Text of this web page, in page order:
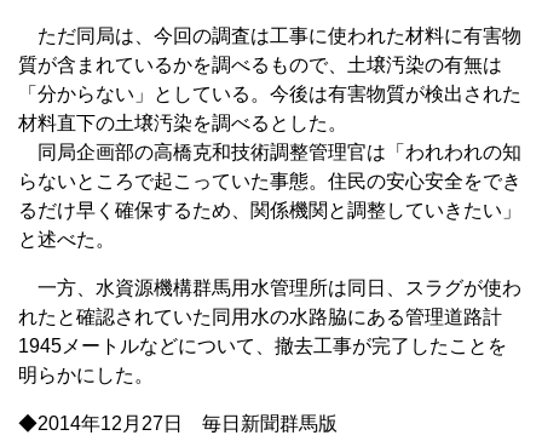
ただ同局は、今回の調査は工事に使われた材料に有害物
質が含まれているかを調べるもので、土壌汚染の有無は
「分からない」としている。今後は有害物質が検出された
材料直下の土壌汚染を調べるとした。
同局企画部の高橋克和技術調整管理官は「われわれの知
らないところで起こっていた事態。住民の安心安全をでき
るだけ早く確保するため、関係機関と調整していきたい」
と述べた。
一方、水資源機構群馬用水管理所は同日、スラグが使わ
れたと確認されていた同用水の水路脇にある管理道路計
1945メートルなどについて、撤去工事が完了したことを
明らかにした。
◆2014年12月27日 毎日新聞群馬版